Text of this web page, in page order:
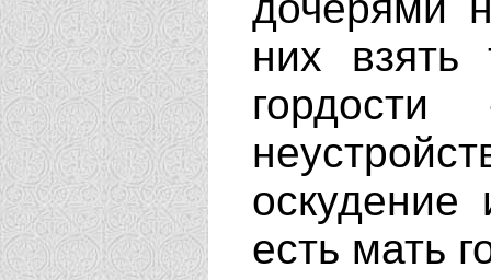
них взять
оскудение
есть мать